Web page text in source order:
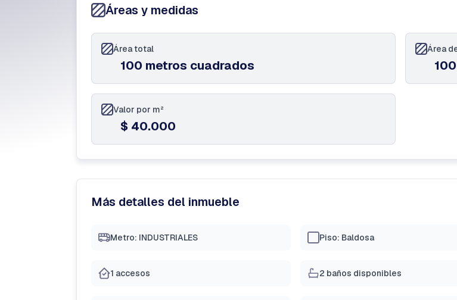
Áreas y medidas
Área total
100 metros cuadrados
Área
Valor por m²
$ 40.000
Más detalles del inmueble
Metro: INDUSTRIALES Piso: Baldosa
1 accesos 2 baños disponibles